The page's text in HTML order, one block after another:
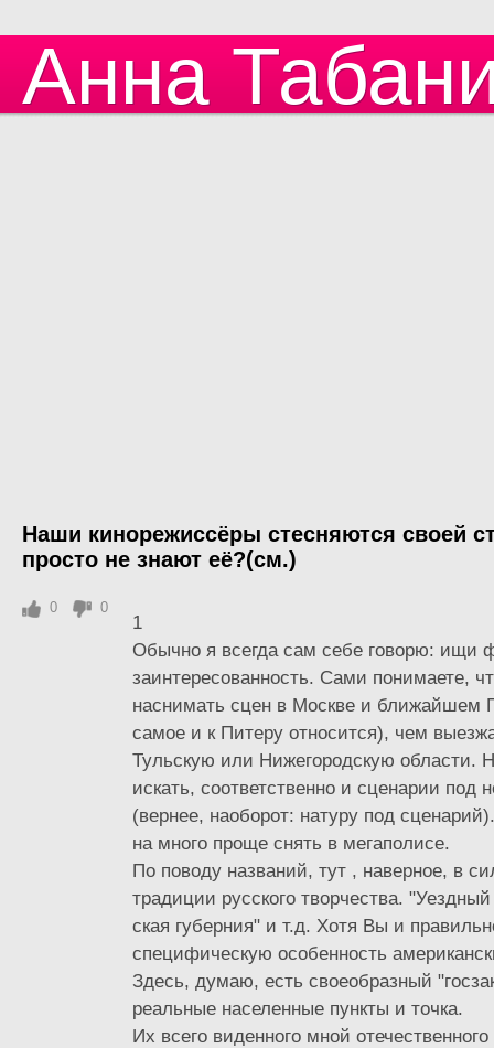
Анна
Наши кинорежиссёры стесняются своей
просто не знают её?(см.)
1
Обычно я всегда сам себе говорю: ищи
заинтересованность. Сами понимаете,
наснимать сцен в Москве и ближайшем
самое и к Питеру относится), чем
Тульскую или Нижегородскую области.
искать, соответственно и сценарии под
(вернее, наоборот: натуру под
на много проще снять в мегаполисе.
По поводу названий, тут , наверное, в
традиции русского творчества.
ская губерния" и т.д. Хотя Вы и
специфическую особенность
Здесь, думаю, есть своеобразный
реальные населенные пункты и точка.
Их всего виденного мной
0 0